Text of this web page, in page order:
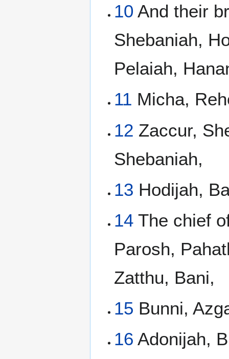
10 And their
Shebaniah,
Pelaiah,
11 Micha,
12 Zaccur,
Shebaniah,
13 Hodijah,
14 The chief
Parosh,
Zatthu, Bani,
15 Bunni,
16 Adonijah,